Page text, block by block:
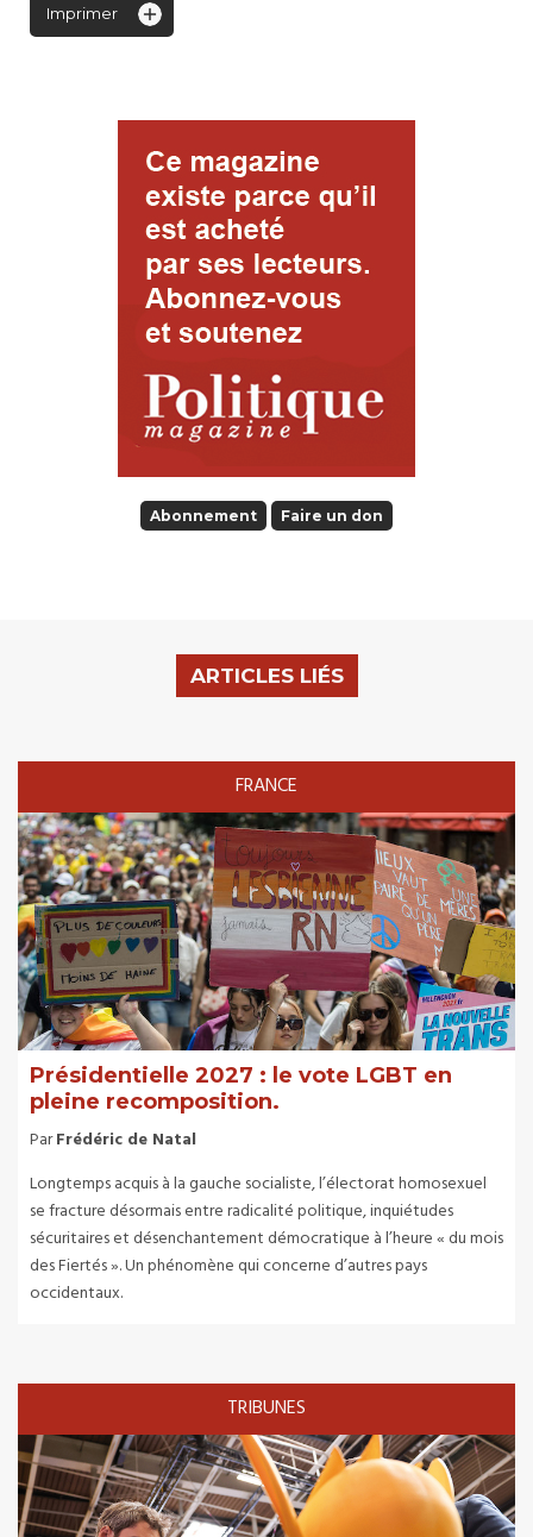
Imprimer
Abonnement Faire un don
ARTICLES LIÉS
FRANCE
Présidentielle 2027 : le vote LGBT en
pleine recomposition.
ParFrédéric de Natal
Longtemps acquis à la gauche socialiste, l’électorat homosexuel
se fracture désormais entre radicalité politique, inquiétudes
sécuritaires et désenchantement démocratique à l’heure « du mois
des Fiertés ». Un phénomène qui concerne d’autres pays
occidentaux.
TRIBUNES